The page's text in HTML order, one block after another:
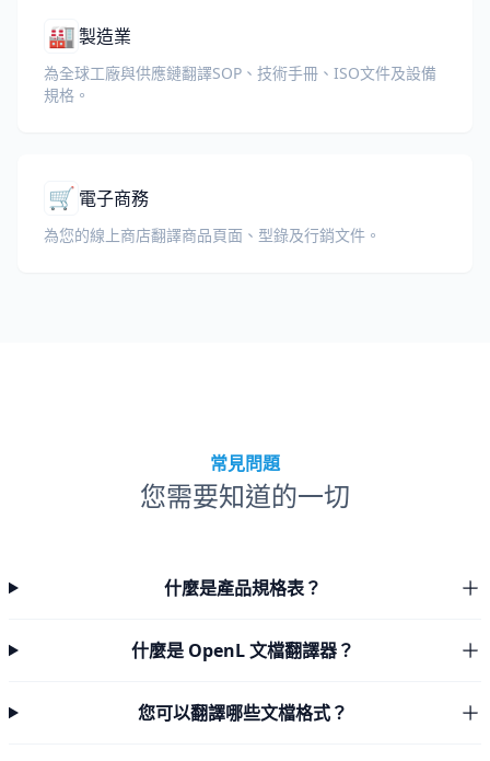
🏭製造業
為全球工廠與供應鏈翻譯SOP、技術手冊、ISO文件及設備
規格。
🛒 電子商務
為您的線上商店翻譯商品頁面、型錄及行銷文件。
常見問題
您需要知道的一切
什麼是產品規格表？
什麼是 OpenL 文檔翻譯器？
您可以翻譯哪些文檔格式？